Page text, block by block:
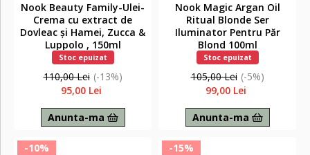
Nook Beauty Family-Ulei-
Crema cu extract de
Dovleac și Hamei, Zucca &
Luppolo , 150ml
Stoc epuizat
110,00 Lei (-13%)
95,00 Lei
Anunta-ma
Nook Magic Argan Oil
Ritual Blonde Ser
Iluminator Pentru Păr
Blond 100ml
Stoc epuizat
105,00 Lei (-5%)
99,00 Lei
Anunta-ma
-10% -15%